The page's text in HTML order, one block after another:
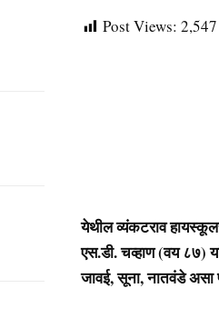
Post Views: 2,547
येथील व्यंकटराव
एस.डी. चव्हाण (वय ८७)
जावई, सूना, नातवंडे असा